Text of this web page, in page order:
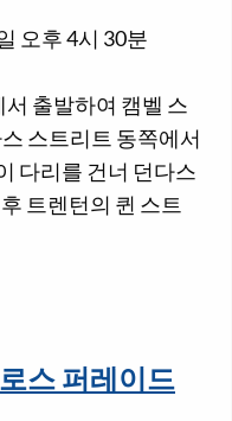
오후 4시 30분
출발하여 캠벨 스
스트리트 동쪽에서
다리를 건너 던다스
트렌턴의 퀸 스트
스 퍼레이드